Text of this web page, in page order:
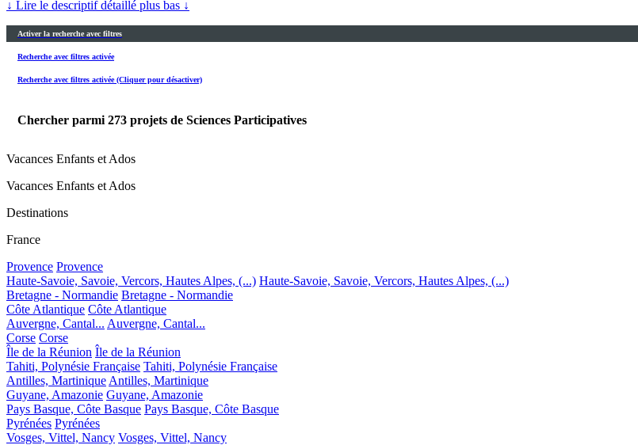
↓ Lire le descriptif détaillé plus bas ↓
Activer la recherche avec filtres
Recherche avec filtres activée
Recherche avec filtres activée (Cliquer pour désactiver)
Chercher parmi 273 projets de Sciences Participatives
Vacances Enfants et Ados
Vacances Enfants et Ados
Destinations
France
Provence Provence
Haute-Savoie, Savoie, Vercors, Hautes Alpes, (...) Haute-Savoie, Savoie, Vercors, Hautes Alpes, (...)
Bretagne - Normandie Bretagne - Normandie
Côte Atlantique Côte Atlantique
Auvergne, Cantal... Auvergne, Cantal...
Corse Corse
Île de la Réunion Île de la Réunion
Tahiti, Polynésie Française Tahiti, Polynésie Française
Antilles, Martinique Antilles, Martinique
Guyane, Amazonie Guyane, Amazonie
Pays Basque, Côte Basque Pays Basque, Côte Basque
Pyrénées Pyrénées
Vosges, Vittel, Nancy Vosges, Vittel, Nancy